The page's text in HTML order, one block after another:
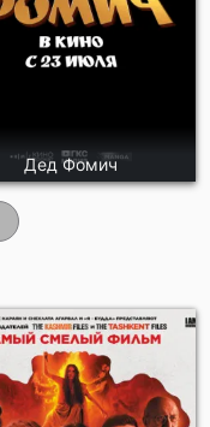
Дед Фомич